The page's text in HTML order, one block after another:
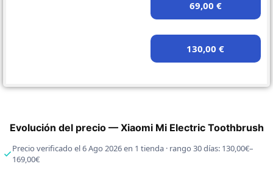
69,00 €
130,00 €
Evolución del precio — Xiaomi Mi Electric Toothbrush
Precio verificado el 6 Ago 2026 en 1 tienda · rango 30 días: 130,00€–
169,00€